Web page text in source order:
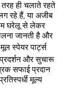
ही चलाते रहते
रहे हैं, या अजीब
घरेलू से लेकर
जानती है और
स्पेयर पार्ट्स
और सुचारू
सफाई प्रदान
मूल्य